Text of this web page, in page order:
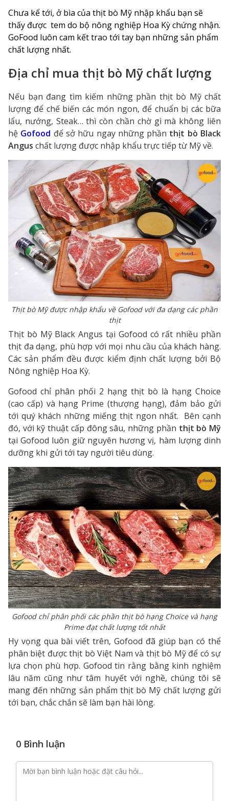
Chưa kể tới, ở bìa của thịt bò Mỹ nhập khẩu bạn sẽ
thấy được tem do bộ nông nghiệp Hoa Kỳ chứng nhận.
GoFood luôn cam kết trao tới tay bạn những sản phẩm
chất lượng nhất.
Địa chỉ mua thịt bò Mỹ chất lượng
Nếu bạn đang tìm kiếm những phần thịt bò Mỹ chất
lượng để chế biến các món ngon, để chuẩn bị các bữa
lẩu, nướng, Steak… thì còn chần chờ gì mà không liên
hệ Gofood để sở hữu ngay những phần thịt bò Black
Angus chất lượng được nhập khẩu trực tiếp từ Mỹ về.
Thịt bò Mỹ được nhập khẩu về Gofood với đa dạng các phần
thịt
Thịt bò Mỹ Black Angus tại Gofood có rất nhiều phần
thịt đa dạng, phù hợp với mọi nhu cầu của khách hàng.
Các sản phẩm đều được kiểm định chất lượng bởi Bộ
Nông nghiệp Hoa Kỳ.
Gofood chỉ phân phối 2 hạng thịt bò là hạng Choice
(cao cấp) và hạng Prime (thượng hạng), đảm bảo gửi
tới quý khách những miếng thịt ngon nhất. Bên cạnh
đó, với kỹ thuật cấp đông sâu, những phần thịt bò Mỹ
tại Gofood luôn giữ nguyên hương vị, hàm lượng dinh
dưỡng khi gửi tới tay người tiêu dùng.
Gofood chỉ phân phối các phần thịt bò hạng Choice và hạng
Prime đạt chất lượng tốt nhất
Hy vọng qua bài viết trên, Gofood đã giúp bạn có thể
phân biệt được thịt bò Việt Nam và thịt bò Mỹ để có sự
lựa chọn phù hợp. Gofood tin rằng bằng kinh nghiệm
lâu năm cũng như tâm huyết với nghề, chúng tôi sẽ
mang đến những sản phẩm thịt bò Mỹ chất lượng gửi
tới bạn, chắc chắn sẽ làm bạn hài lòng.
0 Bình luận